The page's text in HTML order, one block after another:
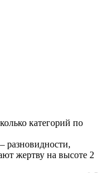
категорий по
разновидности,
жертву на высоте 2